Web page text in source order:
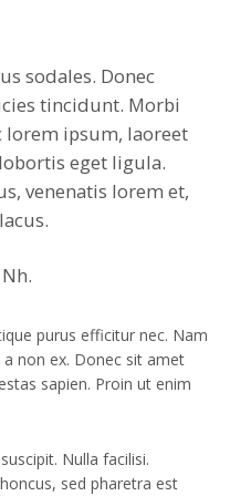
sodales. Donec
tincidunt. Morbi
lorem ipsum, laoreet
eget ligula.
venenatis lorem et,
purus efficitur nec. Nam
non ex. Donec sit amet
sapien. Proin ut enim
Nulla facilisi.
sed pharetra est